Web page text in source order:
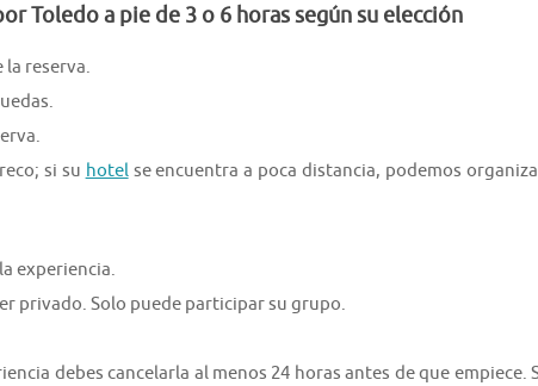
Toledo a pie de 3 o 6 horas según su elección
la reserva.
si su hotelse encuentra a poca distancia, podemos
experiencia.
privado. Solo puede participar su grupo.
debes cancelarla al menos 24 horas antes de que empiece.